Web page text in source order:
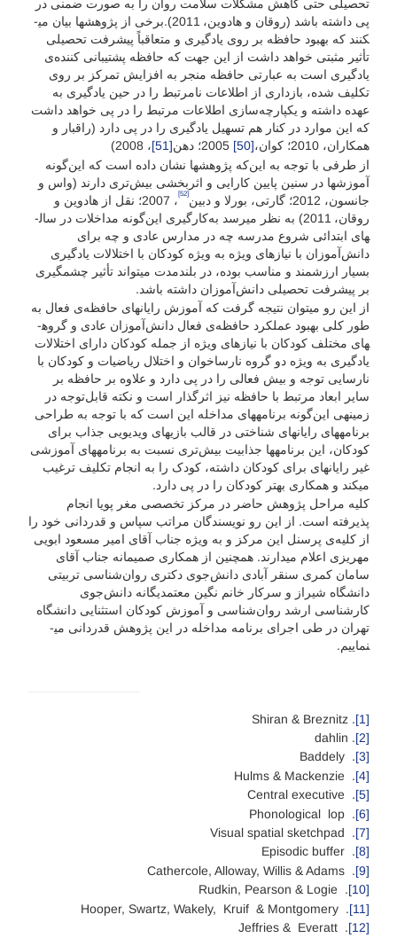
تحصیلی حتی کاهش مشکلات سلامت روان را به صورت ضمنی در
پی داشته باشد (روقان و هادوین، 2011).برخی از پژوهش­ها بیان می­
کنند که بهبود حافظه بر روی یادگیری و متعاقباً پیشرفت‌ تحصیلی
تأثیر مثبتی خواهد داشت از این جهت که حافظه پشتیبانی‌ کننده‌ی
یادگیری است به عبارتی حافظه منجر به افزایش تمرکز بر روی
تکلیف شده، بازداری از اطلاعات نامرتبط را در حین یادگیری به
عهده داشته و یکپارچه‌سازی اطلاعات مرتبط را در پی خواهد داشت
که این موارد در کنار هم تسهیل یادگیری را در پی دارد (راقبار و
همکاران، 2010؛ کوان،
[50]
[51]
، 2008)
از طرفی با توجه به این‌که پژوهش­ها نشان داده است که این‌گونه
آموزش­ها در سنین پایین کارایی و اثربخشی بیش‌تری دارند (واس و
جانسون، 2012؛ گارتی، بورلا و دبین
[52]
، 2007؛ نقل از هادوین و
روقان، 2011) به نظر می­رسد به‌کارگیری این‌گونه مداخلات در سال­
های ابتدائی شروع مدرسه چه در مدارس عادی و چه برای
دانش‌آموزان با نیاز­های ویژه به ویژه کودکان با اختلالات یادگیری
بسیار ارزشمند و مناسب بوده، در بلندمدت می­تواند تأثیر چشمگیری
بر پیشرفت تحصیلی دانش‌آموزان داشته باشد.
از این رو می­توان نتیجه گرفت که آموزش رایانه­ای حافظه‌ی فعال به
طور کلی بهبود عملکرد حافظه‌ی فعال دانش‌آموزان عادی و گروه­
های مختلف کودکان با نیاز­های ویژه از جمله کودکان دارای اختلالات
یادگیری به ویژه دو گروه نارساخوان و اختلال ریاضیات و کودکان با
نارسایی توجه و بیش فعالی را در پی دارد و علاوه بر حافظه بر
سایر ابعاد مرتبط با حافظه نیز اثرگذار است و نکته قابل‌توجه در
زمینه­ی این‌گونه برنامه­های مداخله این است که با توجه به طراحی
برنامه­های رایانه­ای شناختی در قالب بازی­های ویدیویی جذاب برای
کودکان، این برنامه­ها جذابیت بیش‌تری نسبت به برنامه­های آموزشی
غیر رایانه­ای برای کودکان داشته، کودک را به انجام تکلیف ترغیب
می­کند و همکاری بهتر کودکان را در پی دارد.
کلیه مراحل پژوهش حاضر در مرکز تخصصی مغر پویا انجام
پذیرفته است. از این رو نویسندگان مراتب سپاس و قدردانی خود را
از کلیه‌ی پرسنل این مرکز و به ویژه جناب آقای امیر مسعود ابویی
مهریزی اعلام می­دارند. همچنین از همکاری صمیمانه جناب آقای
سامان کمری سنقر آبادی دانش‌جوی دکتری روان‌شناسی تربیتی
دانشگاه شیراز و سرکار خانم نگین معتمد­یگانه دانش‌جوی
کارشناسی ارشد روان‌شناسی و آموزش کودکان استثنایی دانشگاه
تهران در طی اجرای برنامه مداخله در این پژوهش قدردانی می­
نماییم.
[1]
. Shiran & Breznitz
[2]
. dahlin
[3]
. Baddely
[4]
. Hulms & Mackenzie
[5]
. Central executive
[6]
. Phonological lop
[7]
. Visual spatial sketchpad
[8]
. Episodic buffer
[9]
. Cathercole, Alloway, Willis & Adams
[10]
. Rudkin, Pearson & Logie
[11]
. Hooper, Swartz, Wakely, Kruif & Montgomery
[12]
. Jeffries & Everatt